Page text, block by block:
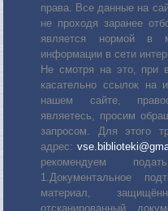
права. Все данные на
не проходя заранее
является нормой в
информации в сети
Не смотря на это, при
касательно ссылок на
нашем сайте,
являетесь, просим
запросом. Для этого
адрес:
рекомендуем
1.Документальное
материал,
отсканированный